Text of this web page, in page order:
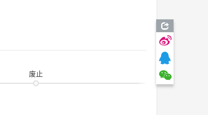
废止